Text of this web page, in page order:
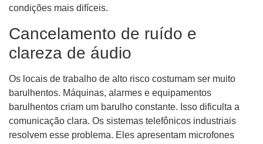
condições mais difíceis.
Cancelamento de ruído e
clareza de áudio
Os locais de trabalho de alto risco costumam ser muito
barulhentos. Máquinas, alarmes e equipamentos
barulhentos criam um barulho constante. Isso dificulta a
comunicação clara. Os sistemas telefônicos industriais
resolvem esse problema. Eles apresentam microfones